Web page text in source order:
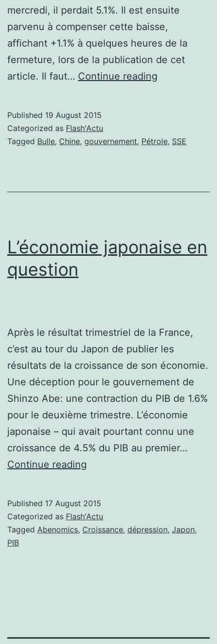
mercredi, il perdait 5.1%. Il est ensuite
parvenu à compenser cette baisse,
affichant +1.1% à quelques heures de la
fermeture, lors de la publication de cet
article. Il faut… Continue reading
spectacle
fini
Published 19 August 2015
Categorized as Flash'Actu
Tagged Bulle, Chine, gouvernement, Pétrole, SSE
L’économie japonaise en
question
Après le résultat trimestriel de la France,
c’est au tour du Japon de publier les
résultats de la croissance de son économie.
Une déception pour le gouvernement de
Shinzo Abe: une contraction du PIB de 1.6%
pour le deuxième trimestre. L’économie
japonaise – qui avait pourtant connu une
croissance de 4.5% du PIB au premier…
Continue reading
question
Published 17 August 2015
Categorized as Flash'Actu
Tagged Abenomics, Croissance, dépression, Japon,
PIB